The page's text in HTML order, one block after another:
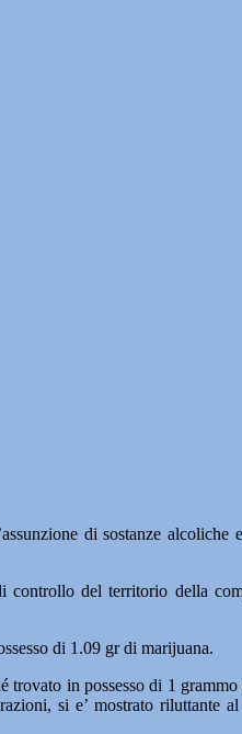
di sostanze
del territorio della
di 1.09 gr di marijuana.
in possesso di 1
si e’ mostrato riluttante